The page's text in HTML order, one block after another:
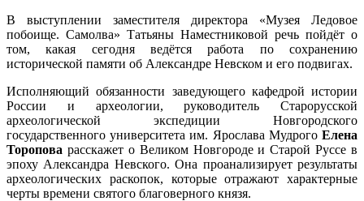
В выступлении заместителя директора «Музея Ледовое
побоище. Самолва» Татьяны Наместниковой речь пойдёт о
том, какая сегодня ведётся работа по сохранению
исторической памяти об Александре Невском и его подвигах.
Исполняющий обязанности заведующего кафедрой истории
России и археологии, руководитель Старорусской
археологической экспедиции Новгородского
государственного университета им. Ярослава Мудрого Елена
Торопова расскажет о Великом Новгороде и Старой Руссе в
эпоху Александра Невского. Она проанализирует результаты
археологических раскопок, которые отражают характерные
черты времени святого благоверного князя.